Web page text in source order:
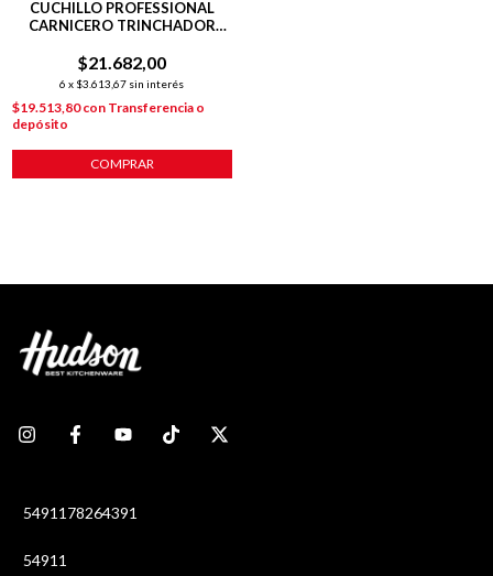
CUCHILLO PROFESSIONAL
CARNICERO TRINCHADOR
$21.682,00
6 x $3.613,67 sin interés
$19.513,80con Transferencia o
depósito
COMPRAR
5491178264391
54911